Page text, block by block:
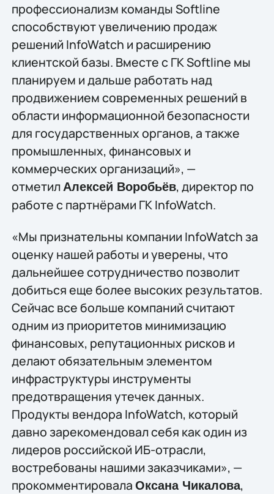
профессионализм команды Softline
способствуют увеличению продаж
решений InfoWatch и расширению
клиентской базы. Вместе с ГК Softline мы
планируем и дальше работать над
продвижением современных решений в
области информационной безопасности
для государственных органов, а также
промышленных, финансовых и
коммерческих организаций», —
отметил Алексей Воробьёв, директор по
работе с партнёрами ГК InfoWatch.
«Мы признательны компании InfoWatch за
оценку нашей работы и уверены, что
дальнейшее сотрудничество позволит
добиться еще более высоких результатов.
Сейчас все больше компаний считают
одним из приоритетов минимизацию
финансовых, репутационных рисков и
делают обязательным элементом
инфраструктуры инструменты
предотвращения утечек данных.
Продукты вендора InfoWatch, который
давно зарекомендовал себя как один из
лидеров российской ИБ-отрасли,
востребованы нашими заказчиками», —
прокомментировала Оксана Чикалова,